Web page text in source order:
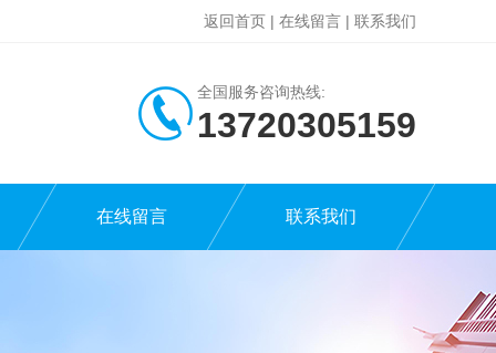
返回首页 | 在线留言 | 联系我们
全国服务咨询热线:
13720305159
在线留言 联系我们